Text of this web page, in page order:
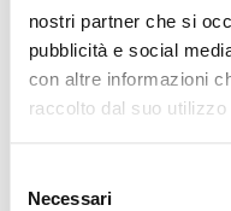
nostri partner che si
pubblicità e social
con altre informazioni
raccolto dal suo
delNecessari